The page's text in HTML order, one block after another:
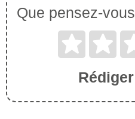
Que pensez-